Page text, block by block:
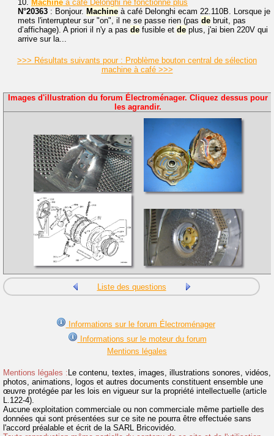
10. Machine à café Delonghi ne fonctionne plus
N°20363 : Bonjour. Machine à café Delonghi ecam 22.110B. Lorsque je
mets l'interrupteur sur "on", il ne se passe rien (pas de bruit, pas
d’affichage). A priori il n'y a pas de fusible et de plus, j'ai bien 220V qui
arrive sur la...
>>> Résultats suivants pour : Problème bouton central de sélection
machine à café >>>
Images d'illustration du forum Électroménager. Cliquez dessus pour
les agrandir.
Liste des questions
Informations sur le forum Électroménager
Informations sur le moteur du forum
Mentions légales
Mentions légales : Le contenu, textes, images, illustrations sonores, vidéos,
photos, animations, logos et autres documents constituent ensemble une
œuvre protégée par les lois en vigueur sur la propriété intellectuelle (article
L.122-4).
Aucune exploitation commerciale ou non commerciale même partielle des
données qui sont présentées sur ce site ne pourra être effectuée sans
l'accord préalable et écrit de la SARL Bricovidéo.